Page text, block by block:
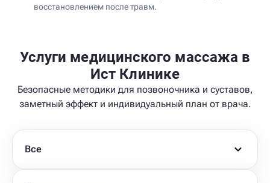
восстановлением после травм.
Услуги медицинского массажа в
Ист Клинике
Безопасные методики для позвоночника и суставов,
заметный эффект и индивидуальный план от врача.
Все